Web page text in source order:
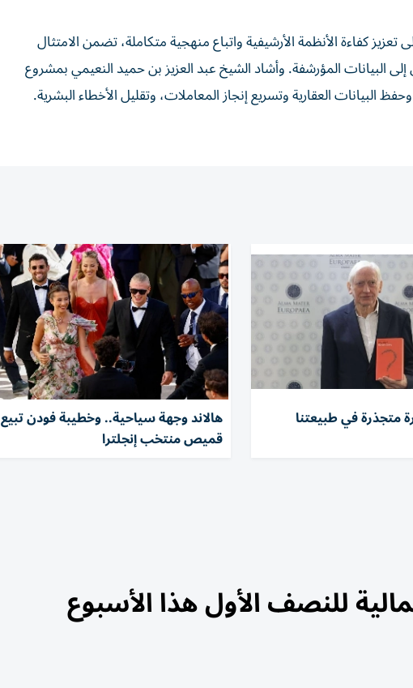
كفاءة الأنظمة الأرشيفية واتباع منهجية متكاملة، تضمن الامتثال
البيانات المؤرشفة. وأشاد الشيخ عبد العزيز بن حميد النعيمي بمشروع
البيانات العقارية وتسريع إنجاز المعاملات، وتقليل الأخطاء البشرية.
متجذرة في طبيعتنا هالاند وجهة سياحية.. وخطيبة فودن تبيع
قميص منتخب إنجلترا